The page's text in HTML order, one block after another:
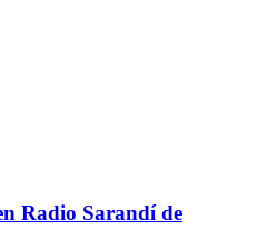
Radio Sarandí de